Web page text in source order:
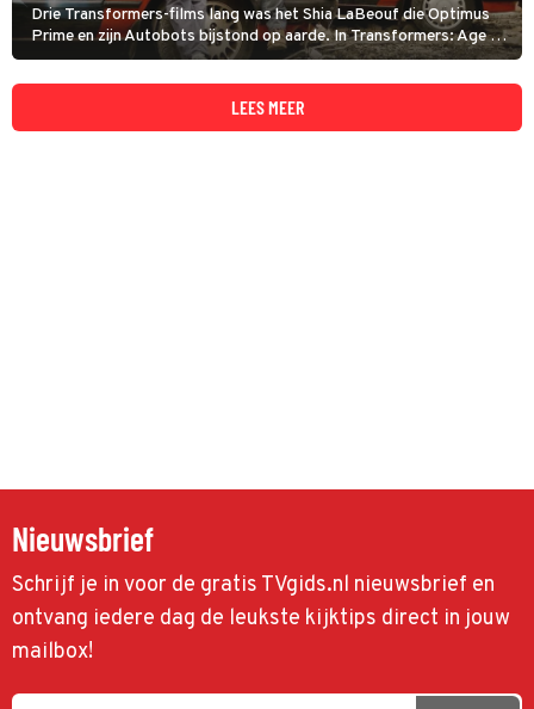
Drie Transformers-films lang was het Shia LaBeouf die Optimus
Prime en zijn Autobots bijstond op aarde. In Transformers: Age of
Extinction neemt Mark Wahlberg het van hem over.
LEES MEER
Nieuwsbrief
Schrijf je in voor de gratis TVgids.nl nieuwsbrief en
ontvang iedere dag de leukste kijktips direct in jouw
mailbox!